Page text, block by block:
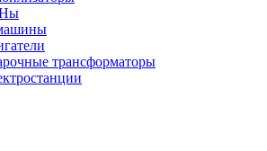
трансформаторы